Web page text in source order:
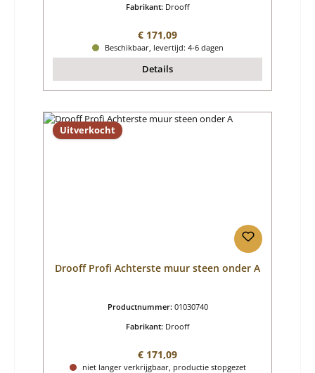
Fabrikant: Drooff
Normale prijs:
€ 171,09
Beschikbaar, levertijd: 4-6 dagen
Details
Uitverkocht
Drooff Profi Achterste muur steen onder A
Productnummer: 01030740
Fabrikant: Drooff
Normale prijs:
€ 171,09
niet langer verkrijgbaar, productie stopgezet